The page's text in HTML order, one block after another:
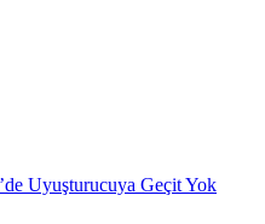
Uyuşturucuya Geçit Yok